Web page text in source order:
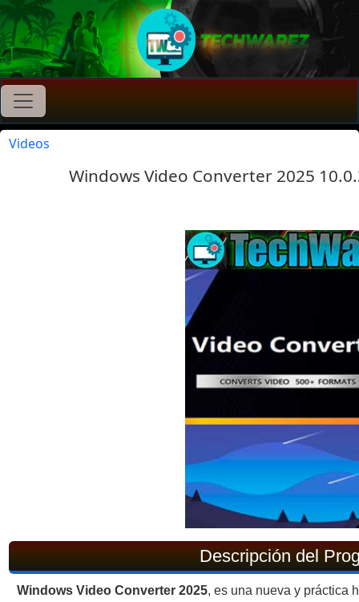
Videos
Windows Video Converter 2025
Descripción del
Windows Video Converter 2025, es una nueva y práctica